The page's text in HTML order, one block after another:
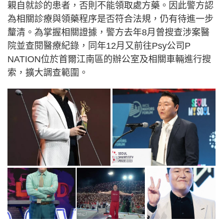
親自就診的患者，否則不能領取處方藥。因此警方認
為相關診療與領藥程序是否符合法規，仍有待進一步
釐清。為掌握相關證據，警方去年8月曾搜查涉案醫
院並查閱醫療紀錄，同年12月又前往Psy公司P
NATION位於首爾江南區的辦公室及相關車輛進行搜
索，擴大調查範圍。